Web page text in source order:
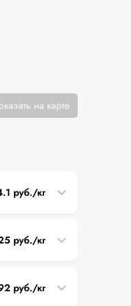
на карте
руб./кг
руб./кг
руб./кг